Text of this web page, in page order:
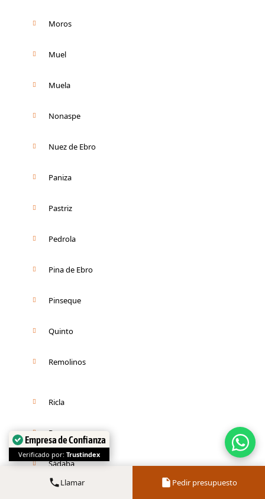
Moros
Muel
Muela
Nonaspe
Nuez de Ebro
Paniza
Pastriz
Pedrola
Pina de Ebro
Pinseque
Quinto
Remolinos
Ricla
Romanos
Sádaba
Llamar Pedir presupuesto
Empresa de Confianza
Verificado por: Trustindex